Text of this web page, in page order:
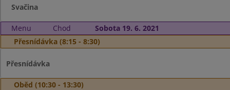
Svačina
Menu Chod
Sobota 19. 6. 2021
Přesnídávka (8:15 - 8:30)
Přesnídávka
Oběd (10:30 - 13:30)